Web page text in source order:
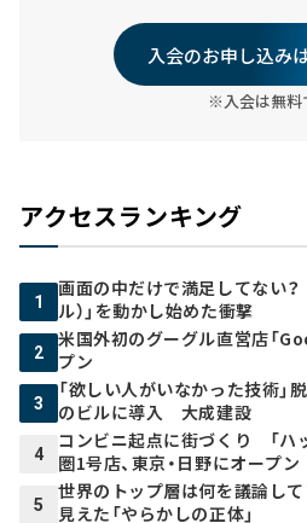
入会のお申し込み
※入会は無料
アクセスランキング
1
画面の中だけで満足してない
ル）」を動かし始めた衝撃
2
米国外初のグーグル直営店「
プン
3
「欲しい人がいなかった技術」
のビルに導入 大成建設
4
コンビニ起点に街づくり 「ハ
圏1号店、東京・日野にオープン
5
世界のトップ層は何を議論し
見えた「やらかしの正体」